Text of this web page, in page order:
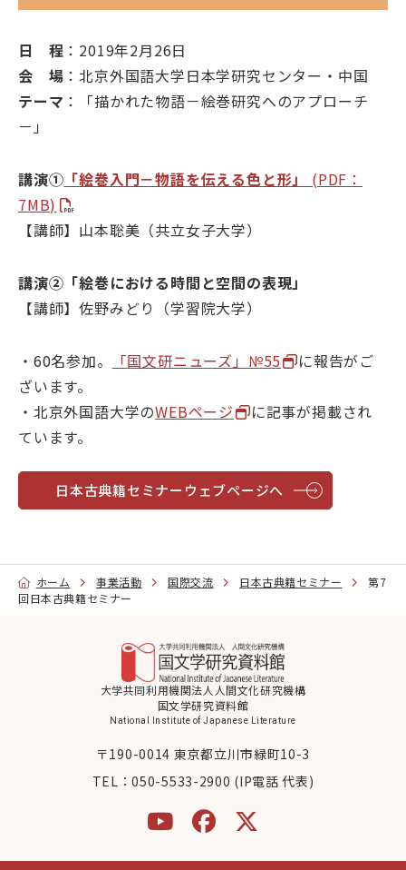
日 程 ：2019年2月26日
会 場 ：北京外国語大学日本学研究センター・中国
テーマ ：「描かれた物語－絵巻研究へのアプローチ
－」
講演① 「絵巻入門－物語を伝える色と形」
(PDF：
7MB)
【講師】山本聡美（共立女子大学）
講演②「絵巻における時間と空間の表現」
【講師】佐野みどり（学習院大学）
・60名参加。 「国文研ニューズ」№55
に報告がご
ざいます。
・北京外国語大学のWEBページ
に記事が掲載され
ています。
日本古典籍セミナーウェブページへ
ホーム 事業活動 国際交流 日本古典籍セミナー
第7
回日本古典籍セミナー
大学共同利用機関法人人間文化研究機構
国文学研究資料館
National Institute of Japanese Literature
〒190-0014 東京都立川市緑町10-3
TEL：050-5533-2900 (IP電話 代表)